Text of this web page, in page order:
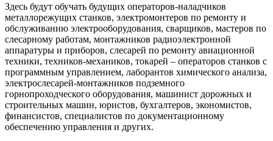
Здесь будут обучать будущих операторов-наладчиков
металлорежущих станков, электромонтеров по ремонту и
обслуживанию электрооборудования, сварщиков, мастеров по
слесарному работам, монтажников радиоэлектронной
аппаратуры и приборов, слесарей по ремонту авиационной
техники, техников-механиков, токарей – операторов станков с
программным управлением, лаборантов химического анализа,
электрослесарей-монтажников подземного
горнопроходческого оборудования, машинист дорожных и
строительных машин, юристов, бухгалтеров, экономистов,
финансистов, специалистов по документационному
обеспечению управления и других.